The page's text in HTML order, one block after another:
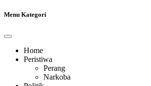
Menu Kategori
Home
Peristiwa
Perang
Narkoba